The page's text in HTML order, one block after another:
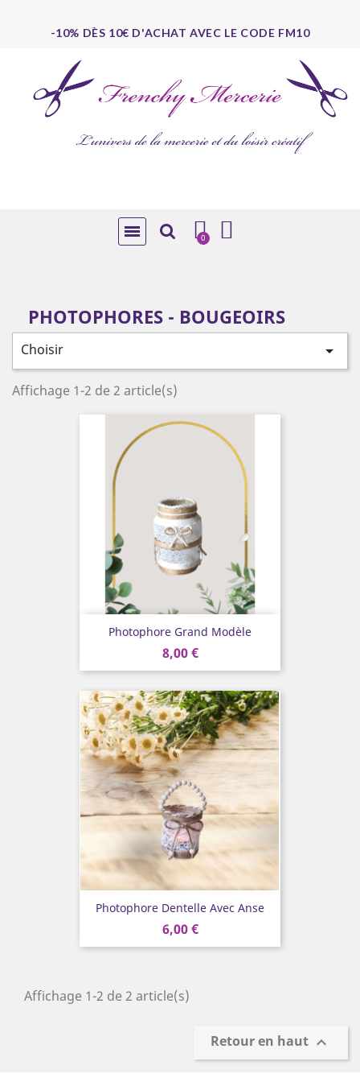
-10% DÈS 10€ D'ACHAT AVEC LE CODE FM10
PHOTOPHORES - BOUGEOIRS
Choisir 
Affichage 1-2 de 2 article(s)
Photophore Grand Modèle
8,00 €
Photophore Dentelle Avec Anse
6,00 €
Affichage 1-2 de 2 article(s)
Retour en haut 